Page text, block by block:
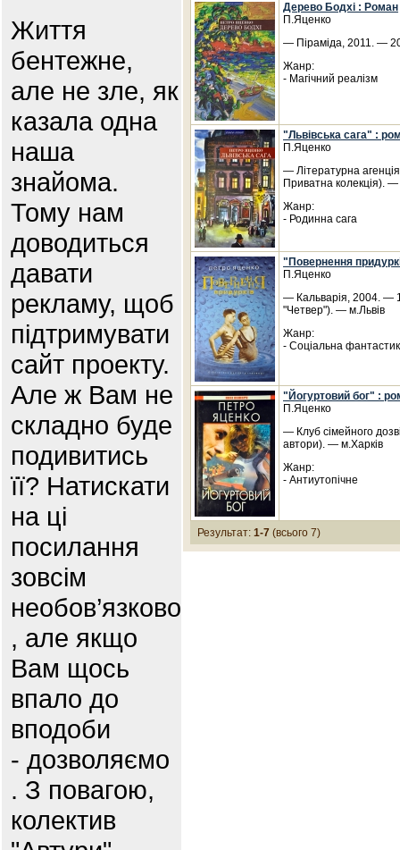
Життя
бентежне,
але не зле, як
казала одна
наша
знайома.
Тому нам
доводиться
давати
рекламу, щоб
підтримувати
сайт проекту.
Але ж Вам не
складно буде
подивитись
її? Натискати
на ці
посилання
зовсім
необов’язково
, але якщо
Вам щось
впало до
вподоби
- дозволяємо
. З повагою,
колектив
Дерево Бодхі : Роман
П.Яценко
— Піраміда, 2011. —
Жанр:
- Магічний реалізм
"Львівська сага" :
П.Яценко
— Літературна
Приватна колекція). —
Жанр:
- Родинна сага
"Повернення
П.Яценко
— Кальварія, 2004. —
"Четвер"). — м.Львів
Жанр:
- Соціальна
"Йогуртовий бог" :
П.Яценко
— Клуб сімейного
автори). — м.Харків
Жанр:
- Антиутопічне
Результат: 1-7 (всього 7)